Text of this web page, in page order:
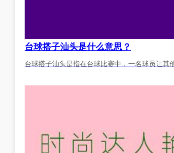
台球搭子汕头是什么意思？
台球搭子汕头是指在台球比赛中，一名球员让其